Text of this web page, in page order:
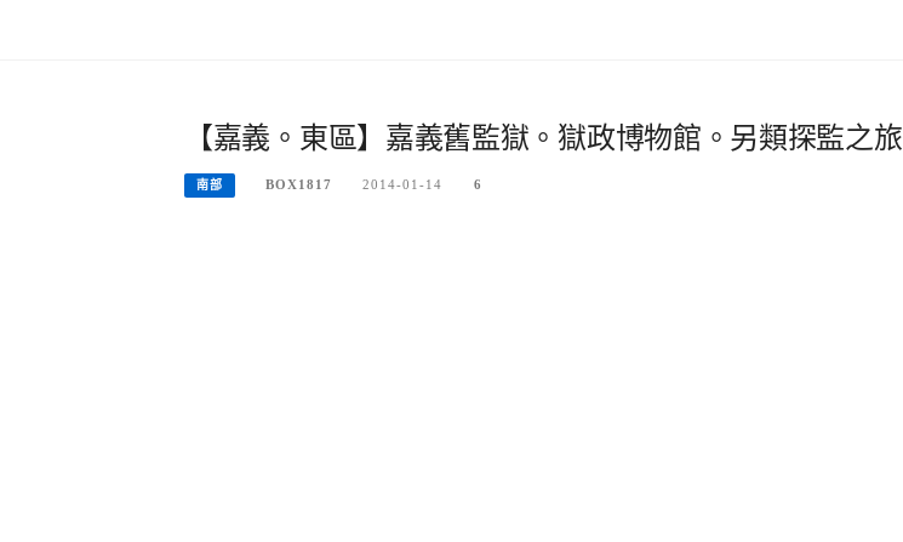
【嘉義。東區】嘉義舊監獄。獄政博物館。另類探監之旅
南部 BOX1817 2014-01-14 6